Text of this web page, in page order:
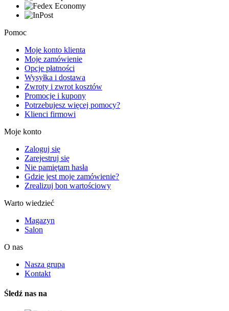
Pomoc
Moje konto klienta
Moje zamówienie
Opcje płatności
Wysyłka i dostawa
Zwroty i zwrot kosztów
Promocje i kupony
Potrzebujesz więcej pomocy?
Klienci firmowi
Moje konto
Zaloguj się
Zarejestruj się
Nie pamiętam hasła
Gdzie jest moje zamówienie?
Zrealizuj bon wartościowy
Warto wiedzieć
Magazyn
Salon
O nas
Nasza grupa
Kontakt
Śledź nas na